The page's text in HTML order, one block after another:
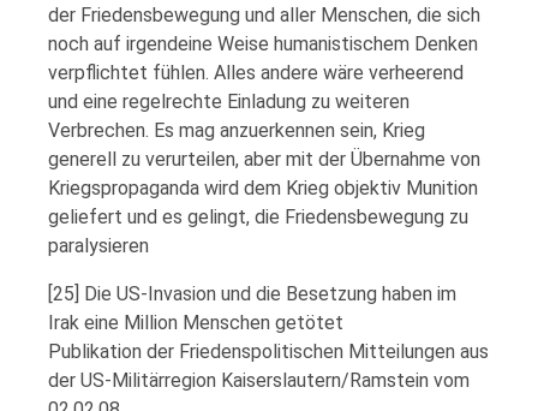
der Friedensbewegung und aller Menschen, die sich
noch auf irgendeine Weise humanistischem Denken
verpflichtet fühlen. Alles andere wäre verheerend
und eine regelrechte Einladung zu weiteren
Verbrechen. Es mag anzuerkennen sein, Krieg
generell zu verurteilen, aber mit der Übernahme von
Kriegspropaganda wird dem Krieg objektiv Munition
geliefert und es gelingt, die Friedensbewegung zu
paralysieren
[25] Die US-Invasion und die Besetzung haben im
Irak eine Million Menschen getötet
Publikation der Friedenspolitischen Mitteilungen aus
der US-Militärregion Kaiserslautern/Ramstein vom